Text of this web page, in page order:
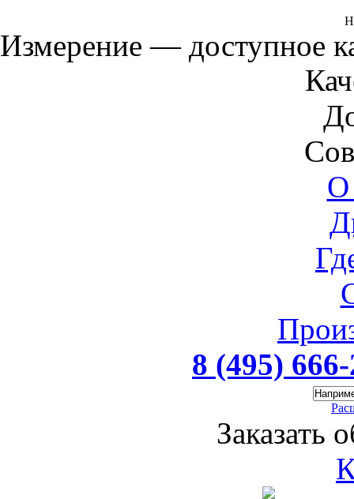
Измерение — доступное
О
8 (495)
Заказать